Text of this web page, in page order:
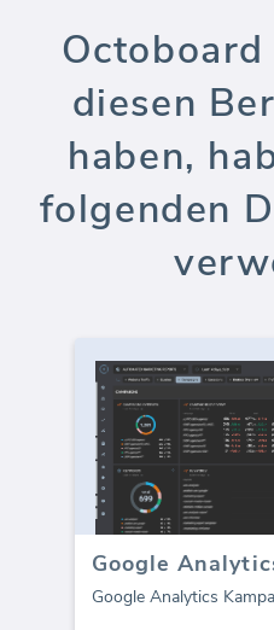
diesen
haben,
folgenden
Google Analytics